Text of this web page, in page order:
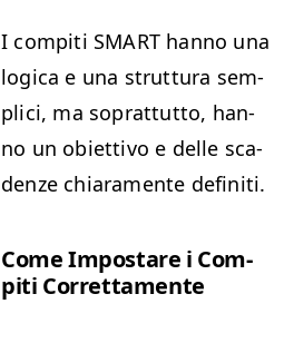
I com­pi­ti SMART han­no una
log­i­ca e una strut­tura sem­
pli­ci, ma soprat­tut­to, han­
no un obi­et­ti­vo e delle sca­
den­ze chiara­mente definiti.
Come Impostare i Com­
pi­ti Correttamente